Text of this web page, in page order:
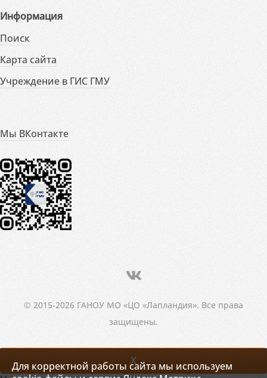
Информация
Поиск
Карта сайта
Учреждение в ГИС ГМУ
Мы ВКонтакте
© 2015-2026 ГАНОУ МО «ЦО «Лапландия». Все права
защищены.
Для корректной работы сайта мы используем
X